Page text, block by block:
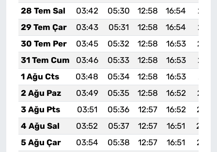
28 Tem Sal
03:42 05:30 12:58 16:54
29 Tem Çar
03:43 05:31 12:58 16:54
30 Tem Per
03:45 05:32 12:58 16:53
31 Tem Cum
03:46 05:33 12:58 16:53
1 Ağu Cts
03:48 05:34 12:58 16:53
2 Ağu Paz
03:49 05:35 12:58 16:52
3 Ağu Pts
03:51 05:36 12:57 16:52
4 Ağu Sal
03:52 05:37 12:57 16:51
5 Ağu Çar
03:54 05:38 12:57 16:51